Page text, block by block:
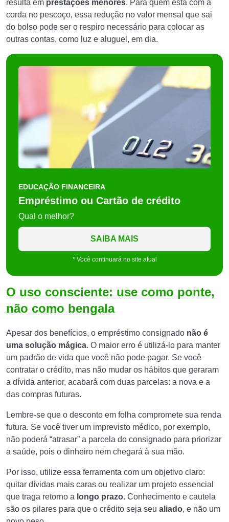
resulta em prestações menores. Para quem está com a
corda no pescoço, essa redução no valor mensal que sai
do bolso pode ser o respiro necessário para colocar as
outras contas, como luz e aluguel, em dia.
EDUCAÇÃO FINANCEIRA
Empréstimo ou Cartão de crédito
Qual o melhor?
SAIBA MAIS
* Você continuará no site atual
O uso consciente: use como ponte,
não como bengala
Apesar dos benefícios, o empréstimo consignado não é
uma solução mágica. O maior erro é utilizá-lo para manter
um padrão de vida que você não pode pagar. Se você
contratar o crédito, mas não mudar os hábitos que geraram
a dívida anterior, acabará com duas parcelas: a nova e a
das compras futuras.
Lembre-se que o desconto em folha compromete sua renda
futura. Se você tiver um imprevisto médico, por exemplo,
não poderá “atrasar” a parcela do consignado para priorizar
a saúde, pois o dinheiro nem chegará à sua mão.
Por isso, utilize essa ferramenta com um objetivo claro:
quitar dívidas mais caras ou realizar um projeto essencial
que traga retorno a longo prazo. Conhecimento e cautela
são os pilares para que o crédito seja seu aliado, e não um